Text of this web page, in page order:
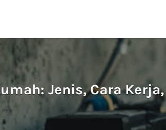
Jenis, Cara